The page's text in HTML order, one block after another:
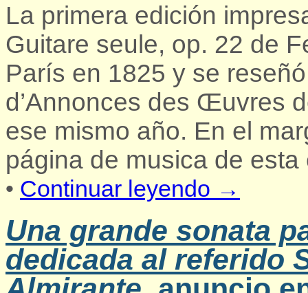
La primera edición
Guitare seule, op. 22 de
París en 1825 y se
d’Annonces des Œuvres
ese mismo año. En el
página de musica de
• Continuar leyendo →
Una grande sonata
dedicada al referido